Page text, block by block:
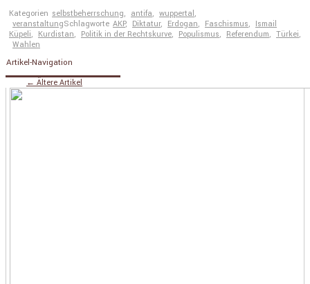
WhatsApp
Kategorien selbstbeherrschung, antifa, wuppertal,
veranstaltungSchlagworte AKP, Diktatur, Erdogan, Faschismus, Ismail
Küpeli, Kurdistan, Politik in der Rechtskurve, Populismus, Referendum, Türkei,
Wahlen
Artikel-Navigation
← Ältere Artikel